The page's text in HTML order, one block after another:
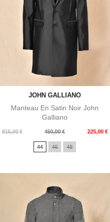
JOHN GALLIANO
Manteau En Satin Noir John
Galliano
815,00 €
Prix
450,00 € 225,00 €
Prix
44 46 48